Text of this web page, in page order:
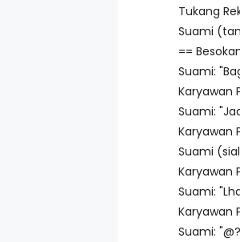
Tukang
Suami
==
Suami:
Karyawan
Suami:
Karyawan
Suami
Karyawan
Suami:
Karyawan
Suami: